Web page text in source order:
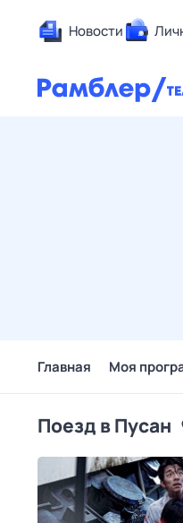
Новости
Главная Моя
Поезд в Пусан